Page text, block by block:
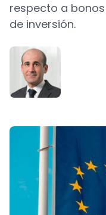
respecto a
de inversión.